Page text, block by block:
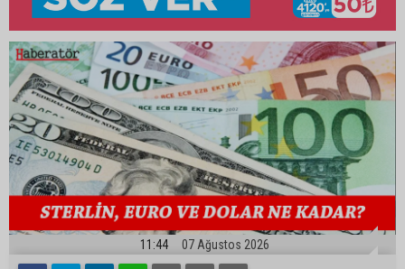
11:44 07 Ağustos 2026